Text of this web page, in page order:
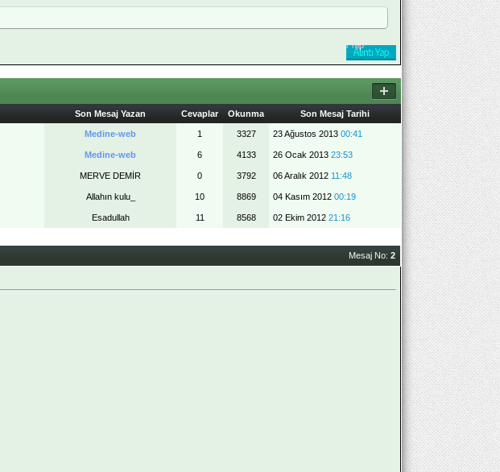
Son Mesaj Yazan Cevaplar Okunma Son Mesaj Tarihi
Medine-web 1 3327 23 Ağustos 2013 00:41
Medine-web 6 4133 26 Ocak 2013 23:53
MERVE DEMİR 0 3792 06 Aralık 2012 11:48
Allahın kulu_ 10 8869 04 Kasım 2012 00:19
Esadullah 11 8568 02 Ekim 2012 21:16
Mesaj No: 2